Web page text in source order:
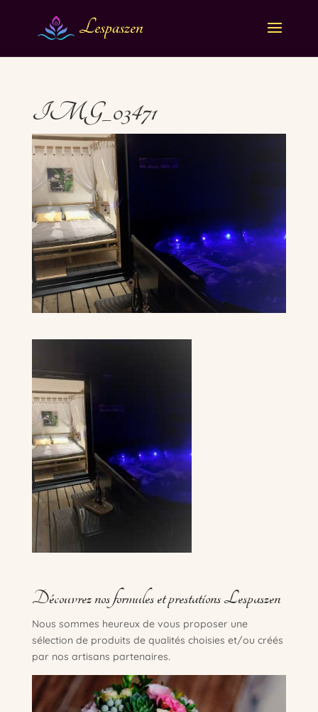
IMG_03471
Découvrez nos formules et prestations Lespaszen
Nous sommes heureux de vous proposer une
sélection de produits de qualités choisies et/ou créés
par nos artisans partenaires.